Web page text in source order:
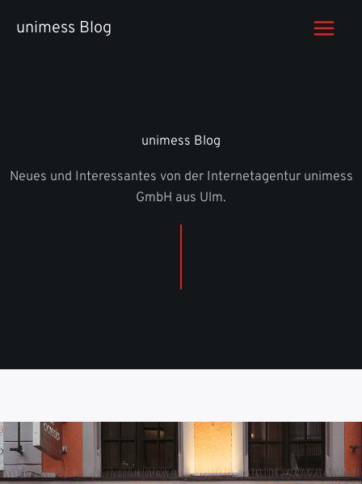
Inhaltunimess Blog
unimess Blog
Neues und Interessantes von der Internetagentur unimess
GmbH aus Ulm.
SEITE
SEITESEITESEITE